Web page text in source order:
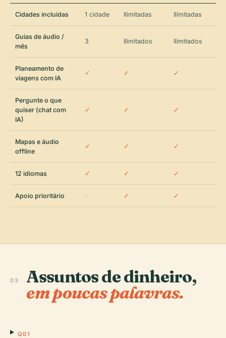
Cidades incluídas 1 cidade Ilimitadas Ilimitadas
Guias de áudio /
mês
3 Ilimitados Ilimitados
Planeamento de
viagens com IA
✓ ✓ ✓
Pergunte o que
quiser (chat com
IA)
✓ ✓ ✓
Mapas e áudio
offline
✓ ✓ ✓
12 idiomas ✓ ✓ ✓
Apoio prioritário — ✓ ✓
03 Assuntos de dinheiro,
em poucas palavras.
Q01